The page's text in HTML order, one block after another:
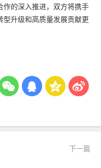
的深入推进，双方将携手
升级和高质量发展贡献更
下一篇